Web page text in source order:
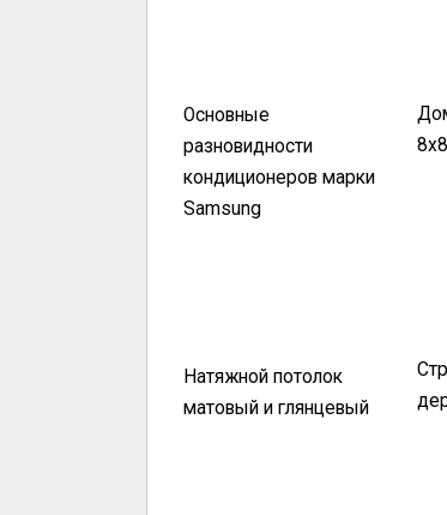
Основные
разновидности
кондиционеров марки
Samsung
8х8
Натяжной потолок
матовый и глянцевый